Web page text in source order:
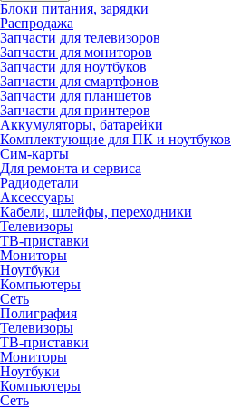
Блоки питания, зарядки
Распродажа
Запчасти для телевизоров
Запчасти для мониторов
Запчасти для ноутбуков
Запчасти для смартфонов
Запчасти для планшетов
Запчасти для принтеров
Аккумуляторы, батарейки
Комплектующие для ПК и ноутбуков
Сим-карты
Для ремонта и сервиса
Радиодетали
Аксессуары
Кабели, шлейфы, переходники
Телевизоры
ТВ-приставки
Мониторы
Ноутбуки
Компьютеры
Сеть
Полиграфия
Телевизоры
ТВ-приставки
Мониторы
Ноутбуки
Компьютеры
Сеть